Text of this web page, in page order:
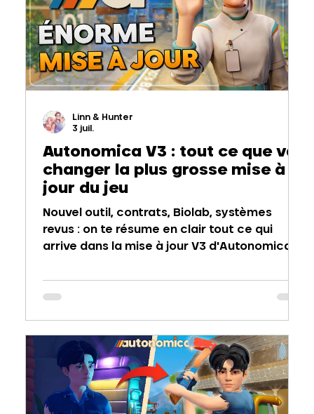
Autonomica V3 : tout ce que va
changer la plus grosse mise à
jour du jeu
Nouvel outil, contrats, Biolab, systèmes
revus : on te résume en clair tout ce qui
arrive dans la mise à jour V3 d'Autonomica.
Linn & Hunter
3 juil.